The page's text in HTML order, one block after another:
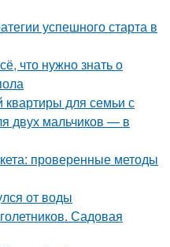
успешного старта в
что нужно знать о
квартиры для семьи с
двух мальчиков — в
проверенные методы
от воды
Садовая